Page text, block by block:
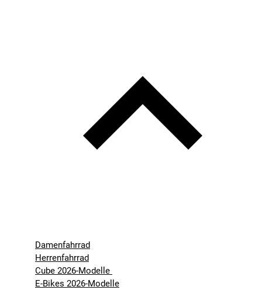
Damenfahrrad
Herrenfahrrad
Cube 2026-Modelle
E-Bikes 2026-Modelle